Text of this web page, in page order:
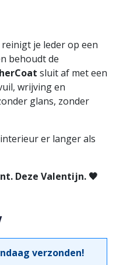
reinigt je leder op een
behoudt de
sluit af met een
wrijving en
glans, zonder
er langer als
Deze Valentijn. 🖤
verzonden!